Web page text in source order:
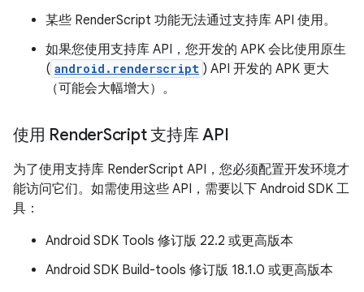
某些 RenderScript 功能无法通过支持库 API 使用。
如果您使用支持库 API，您开发的 APK 会比使用原生
( android.renderscript ) API 开发的 APK 更大
（可能会大幅增大）。
使用 RenderScript 支持库 API
为了使用支持库 RenderScript API，您必须配置开发环境才
能访问它们。如需使用这些 API，需要以下 Android SDK 工
具：
Android SDK Tools 修订版 22.2 或更高版本
Android SDK Build-tools 修订版 18.1.0 或更高版本